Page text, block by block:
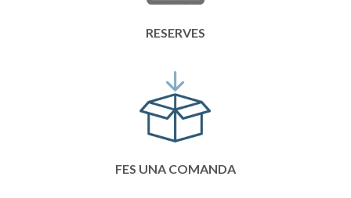
RESERVES
FES UNA COMANDA